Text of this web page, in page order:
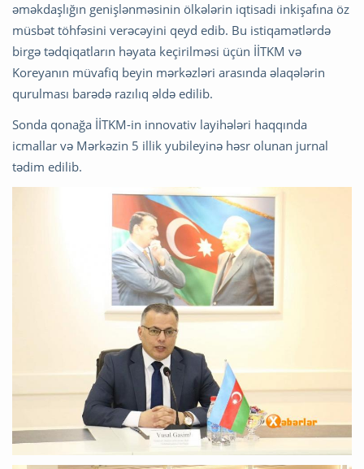
əməkdaşlığın genişlənməsinin ölkələrin iqtisadi inkişafına öz
müsbət töhfəsini verəcəyini qeyd edib. Bu istiqamətlərdə
birgə tədqiqatların həyata keçirilməsi üçün İİTKM və
Koreyanın müvafiq beyin mərkəzləri arasında əlaqələrin
qurulması barədə razılıq əldə edilib.
Sonda qonağa İİTKM-in innovativ layihələri haqqında
icmallar və Mərkəzin 5 illik yubileyinə həsr olunan jurnal
tədim edilib.